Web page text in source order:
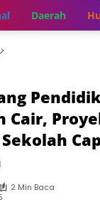
Daerah
Cair,
2 Min Baca